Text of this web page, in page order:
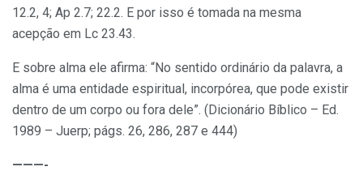
12.2, 4; Ap 2.7; 22.2. E por isso é tomada na mesma
acepção em Lc 23.43.
E sobre alma ele afirma: “No sentido ordinário da palavra, a
alma é uma entidade espiritual, incorpórea, que pode existir
dentro de um corpo ou fora dele”. (Dicionário Bíblico – Ed.
1989 – Juerp; págs. 26, 286, 287 e 444)
———-